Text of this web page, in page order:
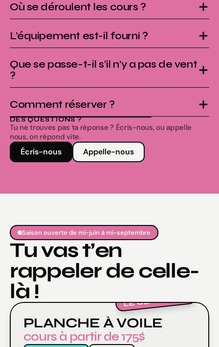
DES QUESTIONS ?
Tu ne trouves pas ta réponse ? Écris-nous, ou appelle
nous, on répond vite.
Écris-nous Appelle-nous
Où se déroulent les cours ?
L’équipement est-il fourni ?
Que se passe-t-il s’il n’y a pas de vent
?
Comment réserver ?
Saison ouverte de mi-juin à mi-septembre
Tu vas t’en
rappeler de celle-
là !
LE CLASSIQUE
PLANCHE À VOILE
cours à partir de 175$